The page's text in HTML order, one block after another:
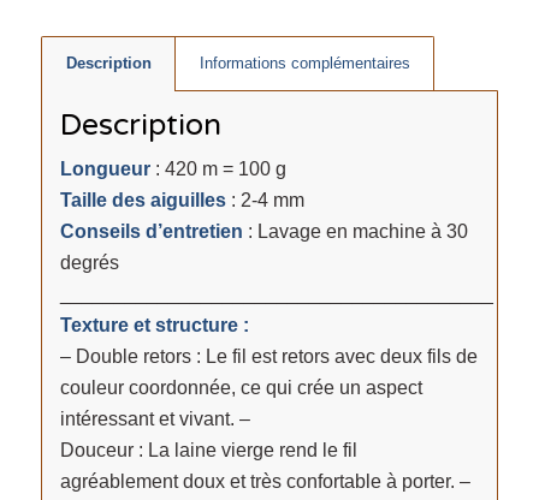
Description Informations complémentaires
Description
Longueur: 420 m = 100 g
Taille des aiguilles: 2-4 mm
Conseils d’entretien : Lavage en machine à 30
degrés
Texture et structure :
– Double retors : Le fil est retors avec deux fils de
couleur coordonnée, ce qui crée un aspect
intéressant et vivant. –
Douceur : La laine vierge rend le fil
agréablement doux et très confortable à porter. –